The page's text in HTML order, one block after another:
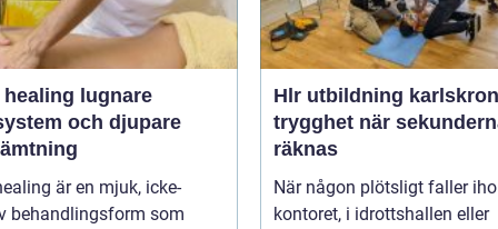
lugnare
och djupare
är en mjuk, icke-
behandlingsform som
Hlr utbildning
trygghet när
räknas
När någon plötsligt faller
kontoret, i idrottshallen eller